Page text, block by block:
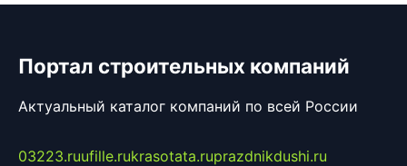
Портал строительных компаний
Актуальный каталог компаний по всей России
03223.ruufille.rukrasotata.ruprazdnikdushi.ru